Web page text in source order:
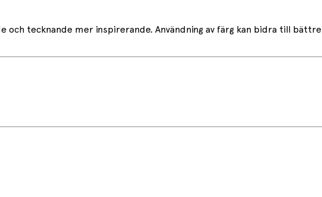
och tecknande mer inspirerande. Användning av färg kan bidra till